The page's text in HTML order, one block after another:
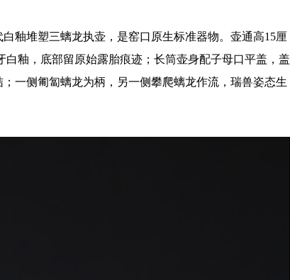
堆塑三螭龙执壶，是窑口原生标准器物。壶通高15厘
白釉，底部留原始露胎痕迹；长筒壶身配子母口平盖，盖
一侧匍匐螭龙为柄，另一侧攀爬螭龙作流，瑞兽姿态生